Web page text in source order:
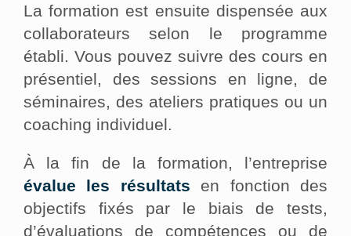
La formation est ensuite dispensée aux
collaborateurs selon le programme
établi. Vous pouvez suivre des cours en
présentiel, des sessions en ligne, de
séminaires, des ateliers pratiques ou un
coaching individuel.
À la fin de la formation, l’entreprise
évalue les résultats en fonction des
objectifs fixés par le biais de tests,
d’évaluations de compétences ou de